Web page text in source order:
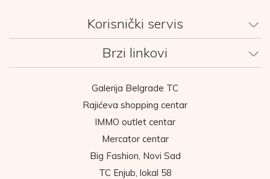
Korisnički servis
Brzi linkovi
Galerija Belgrade TC
Rajićeva shopping centar
IMMO outlet centar
Mercator centar
Big Fashion, Novi Sad
TC Enjub, lokal 58